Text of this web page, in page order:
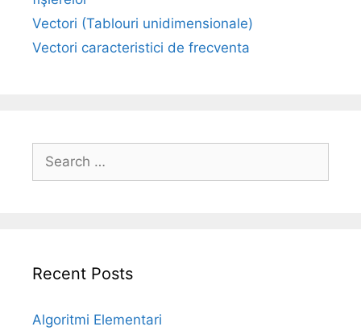
Vectori (Tablouri unidimensionale)
Vectori caracteristici de frecventa
Search
for:
Recent Posts
Algoritmi Elementari